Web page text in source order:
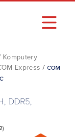
Komputery
Express / COM
DDR5,